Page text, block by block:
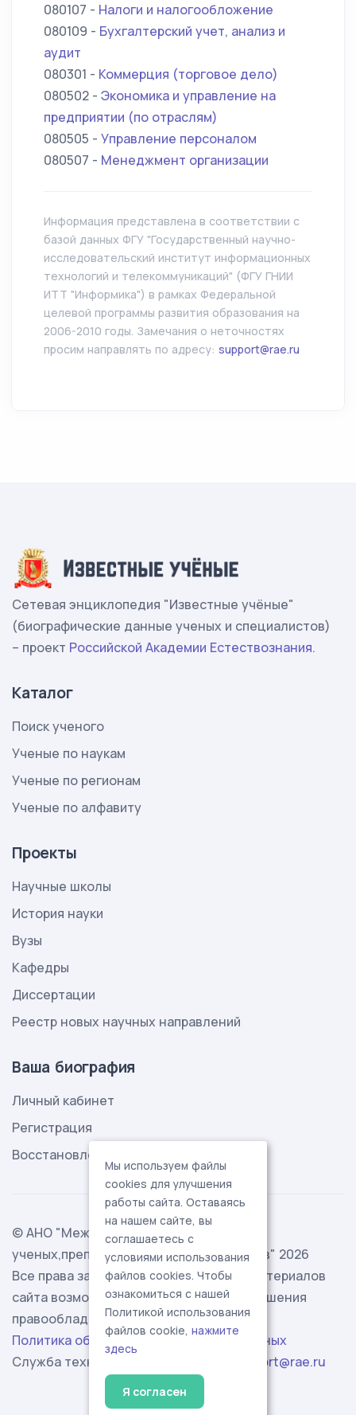
080107 - Налоги и налогообложение
080109 - Бухгалтерский учет, анализ и
аудит
080301 - Коммерция (торговое дело)
080502 - Экономика и управление на
предприятии (по отраслям)
080505 - Управление персоналом
080507 - Менеджмент организации
Информация представлена в соответствии с
базой данных ФГУ "Государственный научно-
исследовательский институт информационных
технологий и телекоммуникаций" (ФГУ ГНИИ
ИТТ "Информика") в рамках Федеральной
целевой программы развития образования на
2006-2010 годы. Замечания о неточностях
просим направлять по адресу: support@rae.ru
Сетевая энциклопедия "Известные учёные"
(биографические данные ученых и специалистов)
– проект Российской Академии Естествознания.
Каталог
Поиск ученого
Ученые по наукам
Ученые по регионам
Ученые по алфавиту
Проекты
Научные школы
История науки
Вузы
Кафедры
Диссертации
Реестр новых научных направлений
Ваша биография
Личный кабинет
Регистрация
Восстановление пароля
© АНО "Международная ассоциация
ученых,преподавателей и специалистов" 2026
Все права защищены. Использование материалов
сайта возможно исключительно с разрешения
правообладателя.
Политика обработки персональных данных
Служба технической поддержки -
support@rae.ru
Мы используем файлы
cookies для улучшения
работы сайта. Оставаясь
на нашем сайте, вы
соглашаетесь с
условиями использования
файлов cookies. Чтобы
ознакомиться с нашей
Политикой использования
файлов cookie, нажмите
здесь
Я согласен